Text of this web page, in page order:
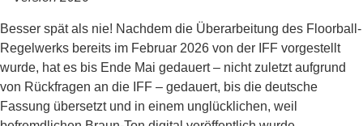
Besser spät als nie! Nachdem die Überarbeitung des Floorball-
Regelwerks bereits im Februar 2026 von der IFF vorgestellt
wurde, hat es bis Ende Mai gedauert – nicht zuletzt aufgrund
von Rückfragen an die IFF – gedauert, bis die deutsche
Fassung übersetzt und in einem unglücklichen, weil